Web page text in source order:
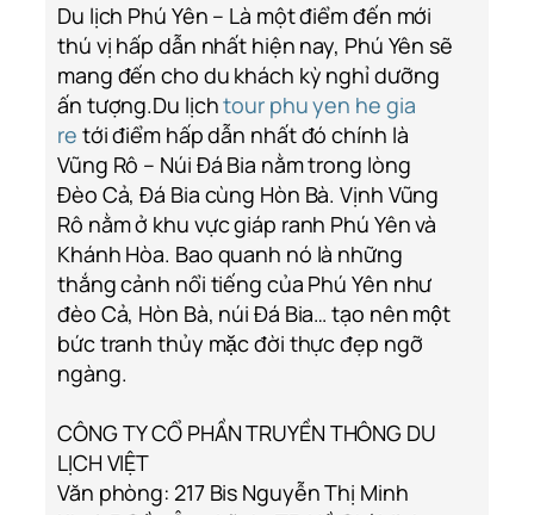
Du lịch Phú Yên – Là một điểm đến mới
thú vị hấp dẫn nhất hiện nay, Phú Yên sẽ
mang đến cho du khách kỳ nghỉ dưỡng
ấn tượng.Du lịchtour phu yen he gia
re tới điểm hấp dẫn nhất đó chính là
Vũng Rô – Núi Đá Bia nằm trong lòng
Đèo Cả, Đá Bia cùng Hòn Bà. Vịnh Vũng
Rô nằm ở khu vực giáp ranh Phú Yên và
Khánh Hòa. Bao quanh nó là những
thắng cảnh nổi tiếng của Phú Yên như
đèo Cả, Hòn Bà, núi Đá Bia… tạo nên một
bức tranh thủy mặc đời thực đẹp ngỡ
ngàng.
CÔNG TY CỔ PHẦN TRUYỀN THÔNG DU
LỊCH VIỆT
Văn phòng: 217 Bis Nguyễn Thị Minh